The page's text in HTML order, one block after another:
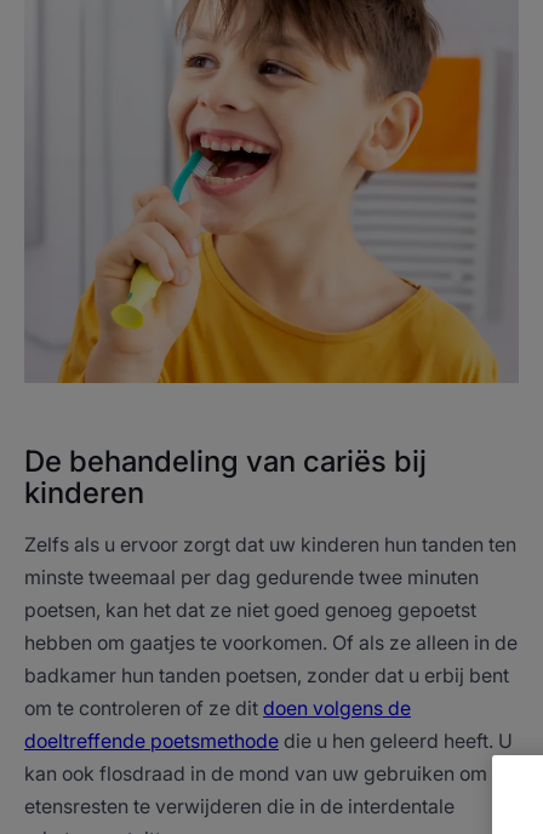
De behandeling van cariës bij
kinderen
Zelfs als u ervoor zorgt dat uw kinderen hun tanden ten
minste tweemaal per dag gedurende twee minuten
poetsen, kan het dat ze niet goed genoeg gepoetst
hebben om gaatjes te voorkomen. Of als ze alleen in de
badkamer hun tanden poetsen, zonder dat u erbij bent
om te controleren of ze dit doen volgens de
doeltreffende poetsmethode die u hen geleerd heeft. U
kan ook flosdraad in de mond van uw gebruiken om
etensresten te verwijderen die in de interdentale